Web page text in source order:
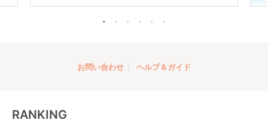
お問い合わせ ヘルプ＆ガイド
RANKING